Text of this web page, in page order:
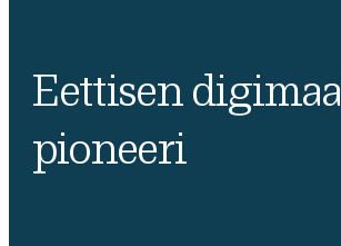
Eettisen
pioneeri